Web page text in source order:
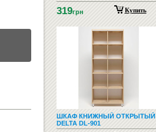
319грн Купить
ШКАФ КНИЖНЫЙ ОТКРЫТЫЙ
DELTA DL-901